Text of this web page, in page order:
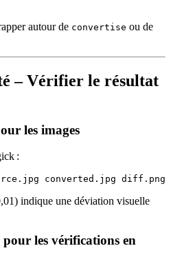
autour de convertise ou de
– Vérifier le résultat
les images
:
indique une déviation visuelle
les vérifications en